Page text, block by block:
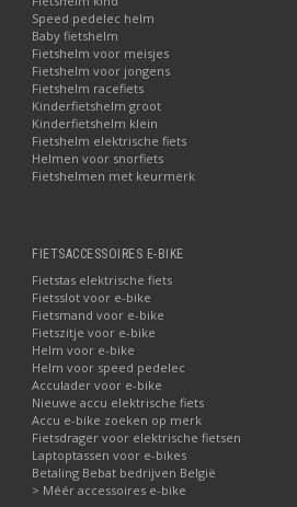
Speed pedelec helm
Baby fietshelm
Fietshelm voor meisjes
Fietshelm voor jongens
Fietshelm racefiets
Kinderfietshelm groot
Kinderfietshelm klein
Fietshelm elektrische fiets
Helmen voor snorfiets
Fietshelmen met keurmerk
FIETSACCESSOIRES E-BIKE
Fietstas elektrische fiets
Fietsslot voor e-bike
Fietsmand voor e-bike
Fietszitje voor e-bike
Helm voor e-bike
Helm voor speed pedelec
Acculader voor e-bike
Nieuwe accu elektrische fiets
Accu e-bike zoeken op merk
Fietsdrager voor elektrische fietsen
Laptoptassen voor e-bikes
Betaling Bebat bedrijven België
> Méér accessoires e-bike